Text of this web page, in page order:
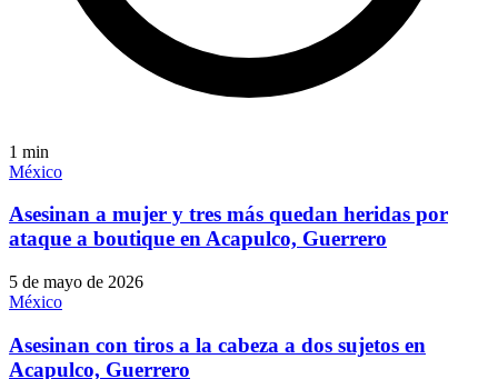
1 min
México
Asesinan a mujer y tres más quedan heridas por
ataque a boutique en Acapulco, Guerrero
5 de mayo de 2026
México
Asesinan con tiros a la cabeza a dos sujetos en
Acapulco, Guerrero